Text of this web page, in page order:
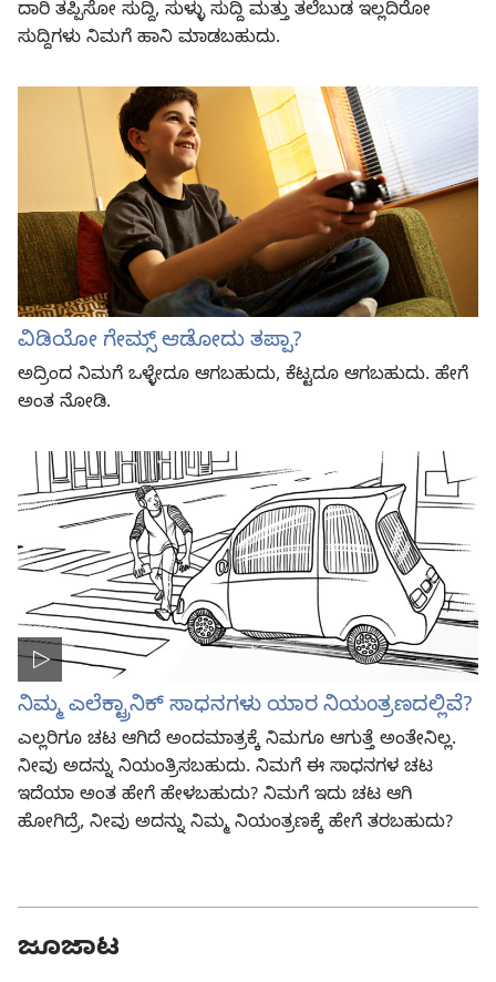
ದಾರಿ ತಪ್ಪಿಸೋ ಸುದ್ದಿ, ಸುಳ್ಳು ಸುದ್ದಿ ಮತ್ತು ತಲೆಬುಡ ಇಲ್ಲದಿರೋ
ಸುದ್ದಿಗಳು ನಿಮಗೆ ಹಾನಿ ಮಾಡಬಹುದು.
ವಿಡಿಯೋ ಗೇಮ್ಸ್‌ ಆಡೋದು ತಪ್ಪಾ?
ಅದ್ರಿಂದ ನಿಮಗೆ ಒಳ್ಳೇದೂ ಆಗಬಹುದು, ಕೆಟ್ಟದೂ ಆಗಬಹುದು. ಹೇಗೆ
ಅಂತ ನೋಡಿ.
ನಿಮ್ಮ ಎಲೆಕ್ಟ್ರಾನಿಕ್‌ ಸಾಧನಗಳು ಯಾರ ನಿಯಂತ್ರಣದಲ್ಲಿವೆ?
ಎಲ್ಲರಿಗೂ ಚಟ ಆಗಿದೆ ಅಂದಮಾತ್ರಕ್ಕೆ ನಿಮಗೂ ಆಗುತ್ತೆ ಅಂತೇನಿಲ್ಲ.
ನೀವು ಅದನ್ನು ನಿಯಂತ್ರಿಸಬಹುದು. ನಿಮಗೆ ಈ ಸಾಧನಗಳ ಚಟ
ಇದೆಯಾ ಅಂತ ಹೇಗೆ ಹೇಳಬಹುದು? ನಿಮಗೆ ಇದು ಚಟ ಆಗಿ
ಹೋಗಿದ್ರೆ, ನೀವು ಅದನ್ನು ನಿಮ್ಮ ನಿಯಂತ್ರಣಕ್ಕೆ ಹೇಗೆ ತರಬಹುದು?
ಜೂಜಾಟ